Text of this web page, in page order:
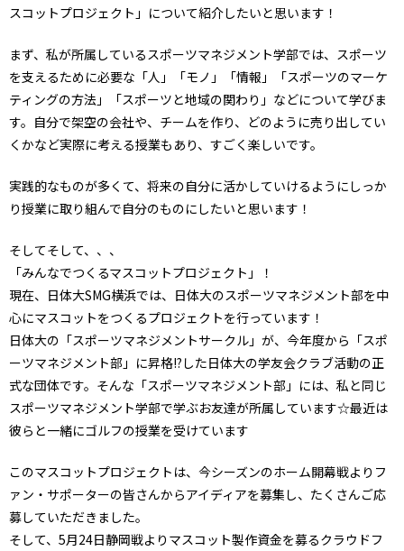
スコットプロジェクト」について紹介したいと思います！
まず、私が所属しているスポーツマネジメント学部では、スポーツ
を支えるために必要な「人」「モノ」「情報」「スポーツのマーケ
ティングの方法」「スポーツと地域の関わり」などについて学びま
す。自分で架空の会社や、チームを作り、どのように売り出してい
くかなど実際に考える授業もあり、すごく楽しいです。
実践的なものが多くて、将来の自分に活かしていけるようにしっか
り授業に取り組んで自分のものにしたいと思います！
そしてそして、、、
「みんなでつくるマスコットプロジェクト」！
現在、日体大SMG横浜では、日体大のスポーツマネジメント部を中
心にマスコットをつくるプロジェクトを行っています！
日体大の「スポーツマネジメントサークル」が、今年度から「スポ
ーツマネジメント部」に昇格!?した日体大の学友会クラブ活動の正
式な団体です。そんな「スポーツマネジメント部」には、私と同じ
スポーツマネジメント学部で学ぶお友達が所属しています☆最近は
彼らと一緒にゴルフの授業を受けています
このマスコットプロジェクトは、今シーズンのホーム開幕戦よりフ
ァン・サポーターの皆さんからアイディアを募集し、たくさんご応
募していただきました。
そして、5月24日静岡戦よりマスコット製作資金を募るクラウドフ